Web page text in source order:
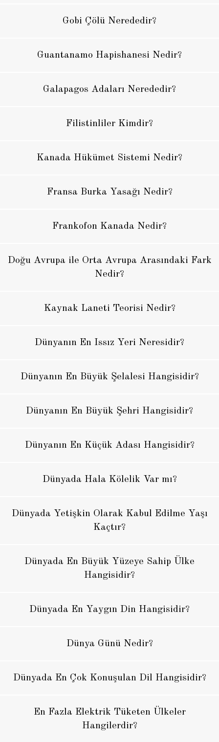
Gobi Çölü Nerededir?
Guantanamo Hapishanesi Nedir?
Galapagos Adaları Nerededir?
Filistinliler Kimdir?
Kanada Hükümet Sistemi Nedir?
Fransa Burka Yasağı Nedir?
Frankofon Kanada Nedir?
Doğu Avrupa ile Orta Avrupa Arasındaki Fark
Nedir?
Kaynak Laneti Teorisi Nedir?
Dünyanın En Issız Yeri Neresidir?
Dünyanın En Büyük Şelalesi Hangisidir?
Dünyanın En Büyük Şehri Hangisidir?
Dünyanın En Küçük Adası Hangisidir?
Dünyada Hala Kölelik Var mı?
Dünyada Yetişkin Olarak Kabul Edilme Yaşı
Kaçtır?
Dünyada En Büyük Yüzeye Sahip Ülke
Hangisidir?
Dünyada En Yaygın Din Hangisidir?
Dünya Günü Nedir?
Dünyada En Çok Konuşulan Dil Hangisidir?
En Fazla Elektrik Tüketen Ülkeler
Hangilerdir?